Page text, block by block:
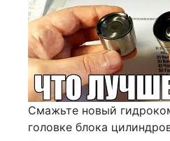
Смажьте новый
головке блока